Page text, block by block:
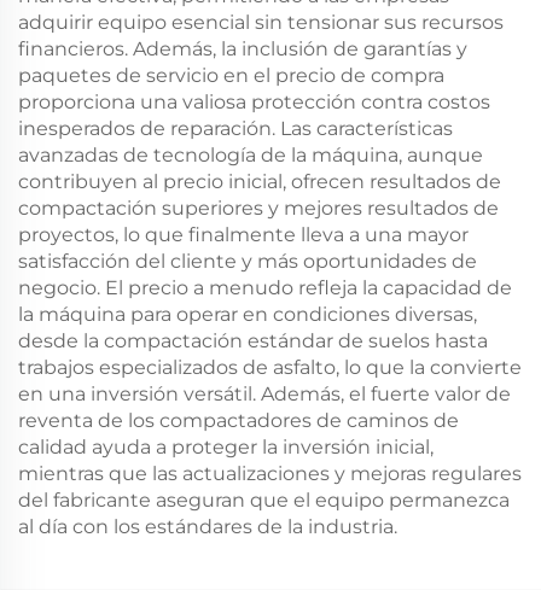
adquirir equipo esencial sin tensionar sus recursos
financieros. Además, la inclusión de garantías y
paquetes de servicio en el precio de compra
proporciona una valiosa protección contra costos
inesperados de reparación. Las características
avanzadas de tecnología de la máquina, aunque
contribuyen al precio inicial, ofrecen resultados de
compactación superiores y mejores resultados de
proyectos, lo que finalmente lleva a una mayor
satisfacción del cliente y más oportunidades de
negocio. El precio a menudo refleja la capacidad de
la máquina para operar en condiciones diversas,
desde la compactación estándar de suelos hasta
trabajos especializados de asfalto, lo que la convierte
en una inversión versátil. Además, el fuerte valor de
reventa de los compactadores de caminos de
calidad ayuda a proteger la inversión inicial,
mientras que las actualizaciones y mejoras regulares
del fabricante aseguran que el equipo permanezca
al día con los estándares de la industria.